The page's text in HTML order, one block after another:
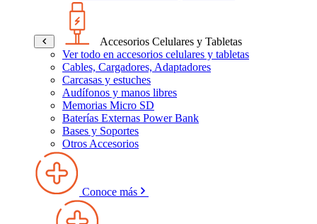
Accesorios Celulares y Tabletas
Ver todo en accesorios celulares y tabletas
Cables, Cargadores, Adaptadores
Carcasas y estuches
Audífonos y manos libres
Memorias Micro SD
Baterías Externas Power Bank
Bases y Soportes
Otros Accesorios
Conoce más